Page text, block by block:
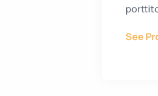
See